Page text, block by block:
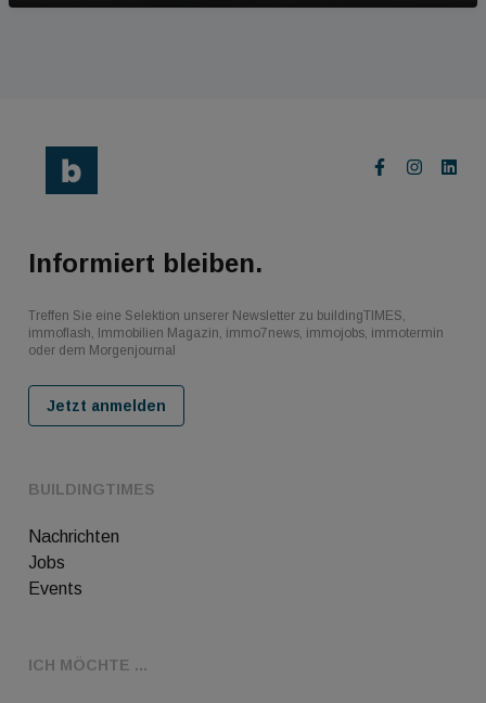
BUILDINGTIMES
Nachrichten
Jobs
Events
ICH MÖCHTE ...
Informiert bleiben.
Treffen Sie eine Selektion unserer Newsletter zu buildingTIMES,
immoflash, Immobilien Magazin, immo7news, immojobs, immotermin
oder dem Morgenjournal
Jetzt anmelden